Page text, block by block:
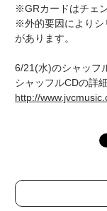
※GRカードはチェ
※外的要因によりシ
があります。
6/21(水)のシャッフ
シャッフルCDの詳
http://